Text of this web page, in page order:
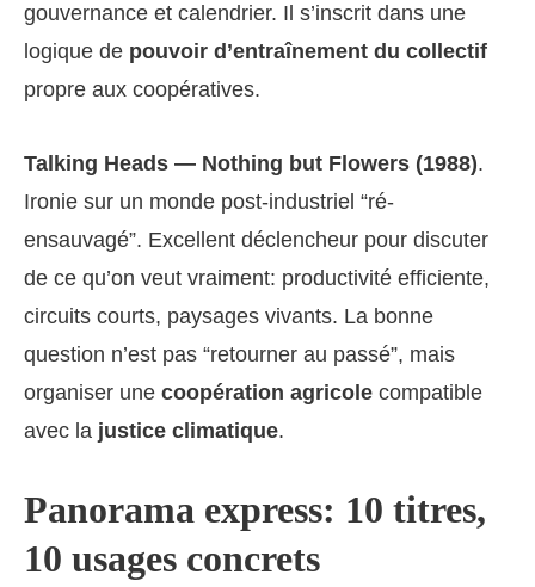
gouvernance et calendrier. Il s’inscrit dans une
logique de pouvoir d’entraînement du collectif
propre aux coopératives.
Talking Heads — Nothing but Flowers (1988).
Ironie sur un monde post-industriel “ré-
ensauvagé”. Excellent déclencheur pour discuter
de ce qu’on veut vraiment: productivité efficiente,
circuits courts, paysages vivants. La bonne
question n’est pas “retourner au passé”, mais
organiser une coopération agricole compatible
avec la justice climatique.
Panorama express: 10 titres,
10 usages concrets